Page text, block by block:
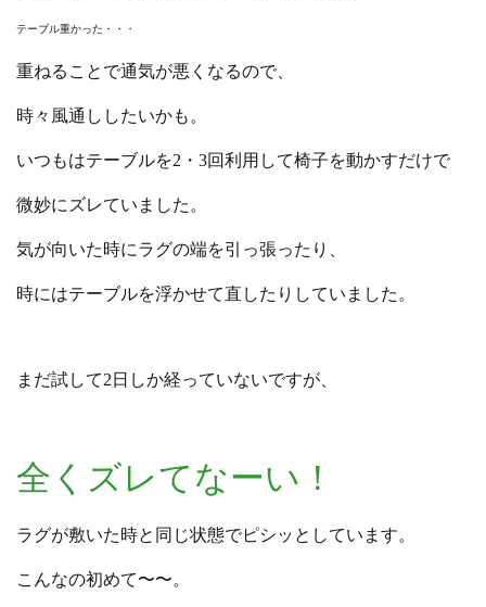
テーブル重かった・・・
重ねることで通気が悪くなるので、
時々風通ししたいかも。
いつもはテーブルを2・3回利用して椅子を動かすだけで
微妙にズレていました。
気が向いた時にラグの端を引っ張ったり、
時にはテーブルを浮かせて直したりしていました。
まだ試して2日しか経っていないですが、
全くズレてなーい！
ラグが敷いた時と同じ状態でピシッとしています。
こんなの初めて〜〜。